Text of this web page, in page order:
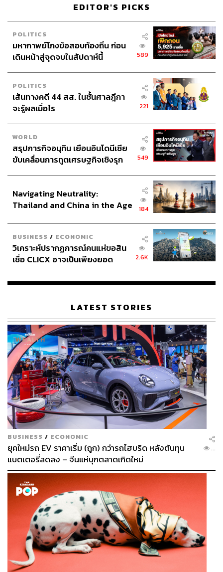
EDITOR'S PICKS
POLITICS
มหากาพย์โกงข้อสอบท้องถิ่น ก่อน
เดินหน้าสู่จุดจบในสัปดาห์นี้
589
POLITICS
เส้นทางคดี 44 สส. ในชั้นศาลฎีกา
จะรู้ผลเมื่อไร
221
WORLD
สรุปภารกิจอนุทิน เยือนอินโดนีเซีย
ขับเคลื่อนการทูตเศรษฐกิจเชิงรุก
549
Navigating Neutrality:
Thailand and China in the Age
184
BUSINESS / ECONOMIC
วิเคราะห์ปรากฏการณ์คนแห่ขอสิน
เชื่อ CLICX อาจเป็นเพียงยอด
เรือนไทยที่ถูกซุกไว้
2.6K
LATEST STORIES
BUSINESS / ECONOMIC
ยุคใหม่รถ EV ราคาเริ่ม (ถูก) กว่ารถไฮบริด หลังต้นทุน
แบตเตอรี่ลดลง – จีนแห่บุกตลาดเกิดใหม่
...